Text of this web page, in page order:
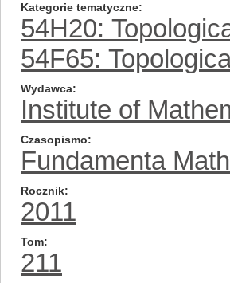
Kategorie tematyczne
54H20:
54F65:
Wydawca
Institute of
Czasopismo
Fundamenta
Rocznik
2011
Tom
211